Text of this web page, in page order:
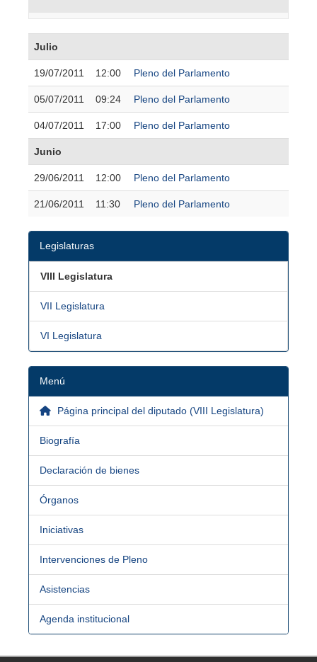
Julio
19/07/2011 12:00 Pleno del Parlamento
05/07/2011 09:24 Pleno del Parlamento
04/07/2011 17:00 Pleno del Parlamento
Junio
29/06/2011 12:00 Pleno del Parlamento
21/06/2011 11:30 Pleno del Parlamento
Legislaturas
VIII Legislatura
VII Legislatura
VI Legislatura
Menú
Página principal del diputado (VIII Legislatura)
Biografía
Declaración de bienes
Órganos
Iniciativas
Intervenciones de Pleno
Asistencias
Agenda institucional